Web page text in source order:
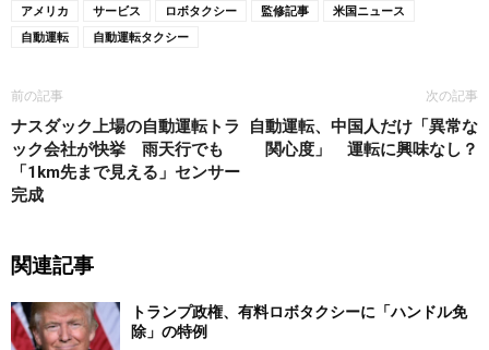
アメリカ
サービス ロボタクシー 監修記事
米国ニュース
自動運転
自動運転タクシー
前の記事
ナスダック上場の自動運転トラ
ック会社が快挙 雨天行でも
「1km先まで見える」センサー
完成
次の記事
自動運転、中国人だけ「異常な
関心度」 運転に興味なし？
関連記事
トランプ政権、有料ロボタクシーに「ハンドル免
除」の特例